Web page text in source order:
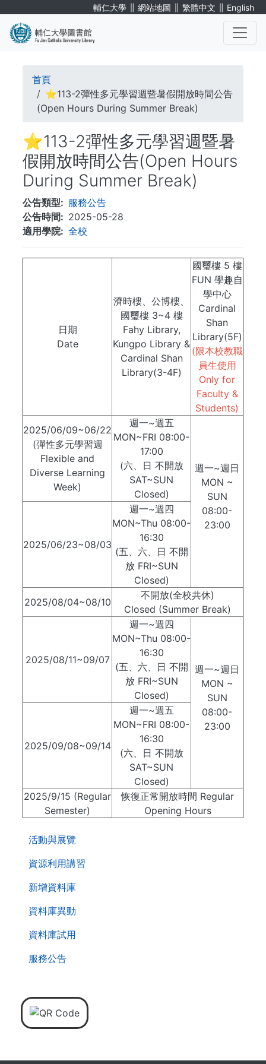
輔仁大學 ∥ 網站地圖 ∥ 繁體中文 ∥ English
活動與展覽
資源利用講習
新增資料庫
資料庫異動
資料庫試用
服務公告
導
航
連
結
首頁
⭐113-2彈性多元學習週暨暑假開放時間公告
(Open Hours During Summer Break)
⭐113-2彈性多元學習週暨暑
假開放時間公告(Open Hours
During Summer Break)
公告類型
服務公告
公告時間
2025-05-28
適用學院
全校
日期
Date
濟時樓、公博樓、
國璽樓 3~4 樓
Fahy Library,
Kungpo Library &
Cardinal Shan
Library(3-4F)
國璽樓 5 樓
FUN 學趣自
學中心
Cardinal
Shan
Library(5F)
(限本校教職
員生使用
Only for
Faculty &
Students)
2025/06/09~06/22
(彈性多元學習週
Flexible and
Diverse Learning
Week)
週一~週五
MON~FRI 08:00-
17:00
(六、日 不開放
SAT~SUN
Closed)
週一~週日
MON ~
SUN
08:00-
23:00
2025/06/23~08/03
週一~週四
MON~Thu 08:00-
16:30
(五、六、日 不開
放 FRI~SUN
Closed)
2025/08/04~08/10
不開放(全校共休)
Closed (Summer Break)
2025/08/11~09/07
週一~週四
MON~Thu 08:00-
16:30
(五、六、日 不開
放 FRI~SUN
Closed)
週一~週日
MON ~
SUN
08:00-
23:00
2025/09/08~09/14
週一~週五
MON~FRI 08:00-
16:30
(六、日 不開放
SAT~SUN
Closed)
2025/9/15 (Regular
Semester)
恢復正常開放時間 Regular
Opening Hours